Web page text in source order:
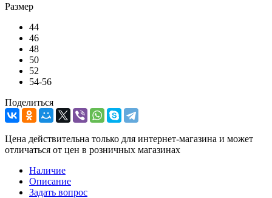
Размер
44
46
48
50
52
54-56
Поделиться
Цена действительна только для интернет-магазина и может
отличаться от цен в розничных магазинах
Наличие
Описание
Задать вопрос